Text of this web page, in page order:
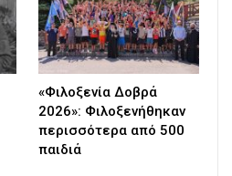
«Φιλοξενία Δοβρά
2026»: Φιλοξενήθηκαν
περισσότερα από 500
παιδιά